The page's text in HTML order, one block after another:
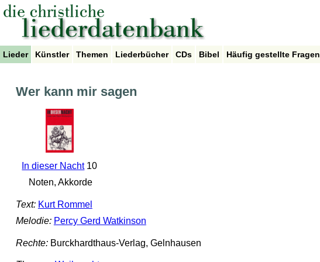
Lieder Künstler Themen Liederbücher CDs Bibel Häufig gestellte Fragen
Wer kann mir sagen
In dieser Nacht10
Noten, Akkorde
Text: Kurt Rommel
Melodie: Percy Gerd Watkinson
Rechte:Burckhardthaus-Verlag, Gelnhausen